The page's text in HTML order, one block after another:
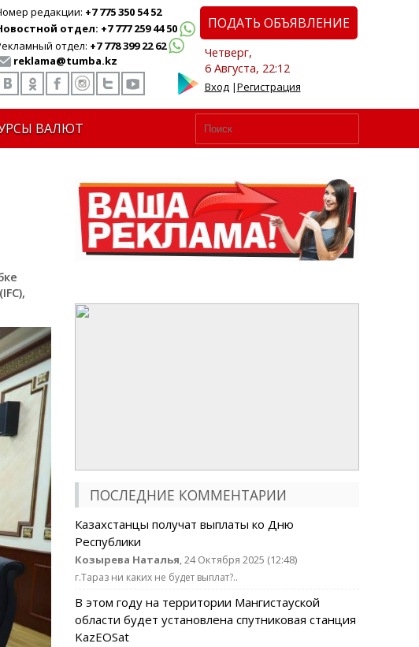
редакции: +7 775 350 54 52
отдел: +7 777 259 44 50
отдел: +7 778 399 22 62
reklama@tumba.kz
ПОДАТЬ ОБЪЯВЛЕНИЕ
Четверг,
6 Августа, 22:12
Вход|Регистрация
ВАЛЮТ
ПОСЛЕДНИЕ КОММЕНТАРИИ
Казахстанцы получат выплаты ко Дню
Республики
Козырева Наталья, 24 Октября 2025 (12:48)
г.Тараз ни каких не будет выплат?..
В этом году на территории Мангистауской
области будет установлена спутниковая станция
KazEOSat